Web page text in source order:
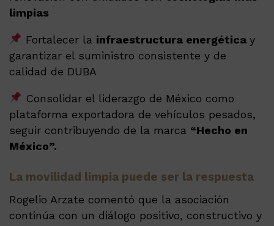
limpias
Fortalecer la infraestructura energética y
garantizar el suministro consistente y de
calidad de DUBA
Consolidar el liderazgo de México como
plataforma exportadora de vehículos pesados,
seguir contribuyendo de la marca “Hecho en
México”.
La movilidad limpia puede ser la respuesta
Rogelio Arzate comentó que la asociación
continúa con un diálogo positivo, constructivo y